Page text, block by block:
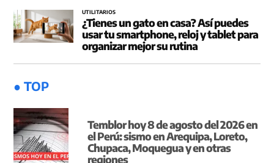
UTILITARIOS
¿Tienes un gato en casa? Así puedes
usar tu smartphone, reloj y tablet para
organizar mejor su rutina
● TOP
Temblor hoy 8 de agosto del 2026 en
el Perú: sismo en Arequipa, Loreto,
Chupaca, Moquegua y en otras
regiones